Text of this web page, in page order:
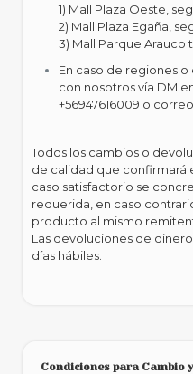
1) Mall Plaza Oeste,
2) Mall Plaza Egaña,
3) Mall Parque Arauco
En caso de regiones
con nosotros vía DM
+56947616009 o
Todos los cambios o
de calidad que confirmará
caso satisfactorio se
requerida, en caso
producto al mismo
Las devoluciones de
días hábiles.
Condiciones para Cambio